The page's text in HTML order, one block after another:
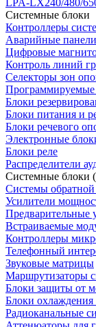
LPA-LX240/480/
Системные блоки
Контроллеры
Аварийные панели
Цифровые
Контроль линий
Селекторы зон
Блоки
Блоки питания и
Блоки речевого
Электронные
Блоки реле
Распределители
Системные блоки
Системы
Усилители
Предварительные
Встраиваемые
Контроллеры
Телефонный
Звуковые матрицы
Маршрутизаторы
Блоки защиты от
Блоки
Радиоканальные